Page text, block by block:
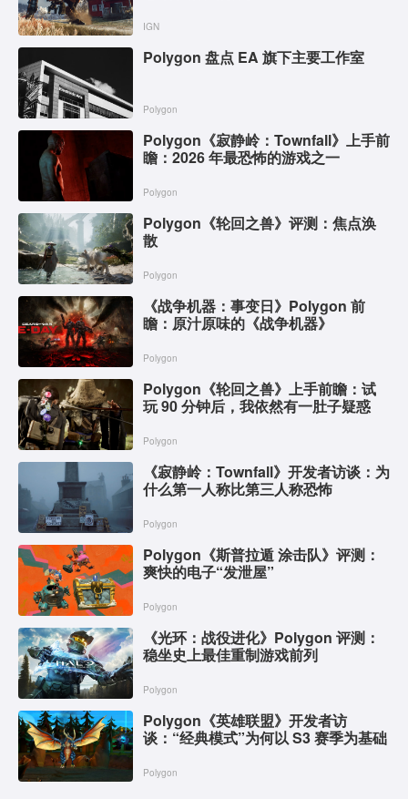
IGN
Polygon 盘点 EA 旗下主要工作室
Polygon
Polygon《寂静岭：Townfall》上手前
瞻：2026 年最恐怖的游戏之一
Polygon
Polygon《轮回之兽》评测：焦点涣
散
Polygon
《战争机器：事变日》Polygon 前
瞻：原汁原味的《战争机器》
Polygon
Polygon《轮回之兽》上手前瞻：试
玩 90 分钟后，我依然有一肚子疑惑
Polygon
《寂静岭：Townfall》开发者访谈：为
什么第一人称比第三人称恐怖
Polygon
Polygon《斯普拉遁 涂击队》评测：
爽快的电子“发泄屋”
Polygon
《光环：战役进化》Polygon 评测：
稳坐史上最佳重制游戏前列
Polygon
Polygon《英雄联盟》开发者访
谈：“经典模式”为何以 S3 赛季为基础
Polygon